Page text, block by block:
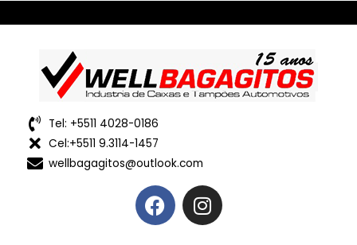
Tel: +5511 4028-0186
Cel:+5511 9.3114-1457
wellbagagitos@outlook.com